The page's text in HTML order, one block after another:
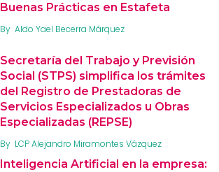
Buenas Prácticas en Estafeta
By Aldo Yael Becerra Márquez
Secretaría del Trabajo y Previsión
Social (STPS) simplifica los trámites
del Registro de Prestadoras de
Servicios Especializados u Obras
Especializadas (REPSE)
By LCP Alejandro Miramontes Vázquez
Inteligencia Artificial en la empresa: